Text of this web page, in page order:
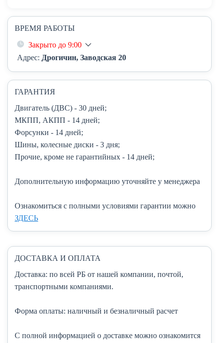
ВРЕМЯ РАБОТЫ
Закрыто до 9:00
Адрес: Дрогичин, Заводская 20
ГАРАНТИЯ
Двигатель (ДВС) - 30 дней;
МКПП, АКПП - 14 дней;
Форсунки - 14 дней;
Шины, колесные диски - 3 дня;
Прочие, кроме не гарантийных - 14 дней;
Дополнительную информацию уточняйте у менеджера
Ознакомиться с полными условиями гарантии можно
ЗДЕСЬ
ДОСТАВКА И ОПЛАТА
Доставка: по всей РБ от нашей компании, почтой,
транспортными компаниями.
Форма оплаты: наличный и безналичный расчет
C полной информацией о доставке можно ознакомится